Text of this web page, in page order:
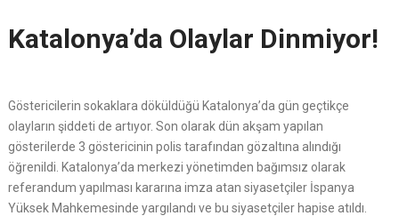
Katalonya’da Olaylar Dinmiyor!
Göstericilerin sokaklara döküldüğü Katalonya’da gün geçtikçe
olayların şiddeti de artıyor. Son olarak dün akşam yapılan
gösterilerde 3 göstericinin polis tarafından gözaltına alındığı
öğrenildi. Katalonya’da merkezi yönetimden bağımsız olarak
referandum yapılması kararına imza atan siyasetçiler İspanya
Yüksek Mahkemesinde yargılandı ve bu siyasetçiler hapise atıldı.